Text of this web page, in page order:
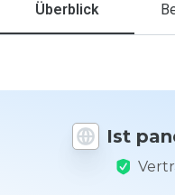
Überblick
Ist
würden
Skala von